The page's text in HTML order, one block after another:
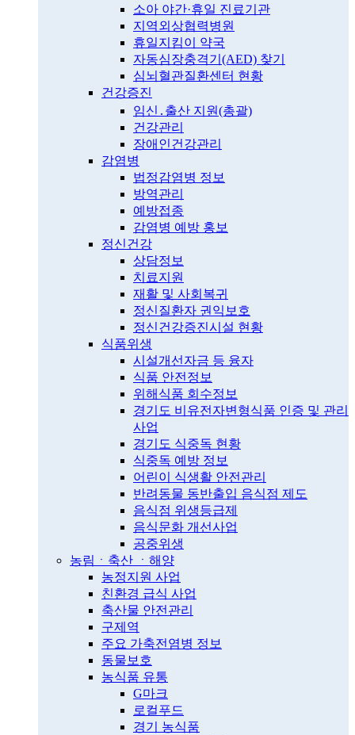
소아 야간·휴일 진료기관
지역외상협력병원
휴일지킴이 약국
자동심장충격기(AED) 찾기
심뇌혈관질환센터 현황
건강증진
임신․출산 지원(총괄)
건강관리
장애인건강관리
감염병
법정감염병 정보
방역관리
예방접종
감염병 예방 홍보
정신건강
상담정보
치료지원
재활 및 사회복귀
정신질환자 권익보호
정신건강증진시설 현황
식품위생
시설개선자금 등 융자
식품 안전정보
위해식품 회수정보
경기도 비유전자변형식품 인증 및 관리
사업
경기도 식중독 현황
식중독 예방 정보
어린이 식생활 안전관리
반려동물 동반출입 음식점 제도
음식점 위생등급제
음식문화 개선사업
공중위생
농림ㆍ축산 ㆍ해양
농정지원 사업
친환경 급식 사업
축산물 안전관리
구제역
주요 가축전염병 정보
동물보호
농식품 유통
G마크
로컬푸드
경기 농식품